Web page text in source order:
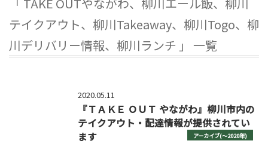
「 TAKE OUTやながわ、柳川エール飯、柳川
テイクアウト、柳川Takeaway、柳川Togo、柳
川デリバリー情報、柳川ランチ 」 一覧
2020.05.11
『ＴＡＫＥ ＯＵＴ やながわ』柳川市内の
テイクアウト・配達情報が提供されてい
ます
アーカイブ(〜2020年)